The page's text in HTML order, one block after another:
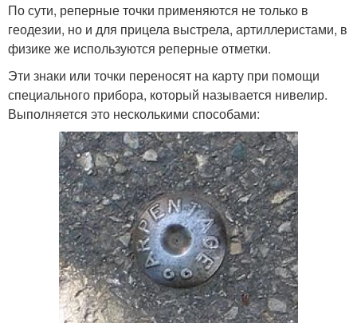
По сути, реперные точки применяются не только в
геодезии, но и для прицела выстрела, артиллеристами, в
физике же используются реперные отметки.
Эти знаки или точки переносят на карту при помощи
специального прибора, который называется нивелир.
Выполняется это несколькими способами: